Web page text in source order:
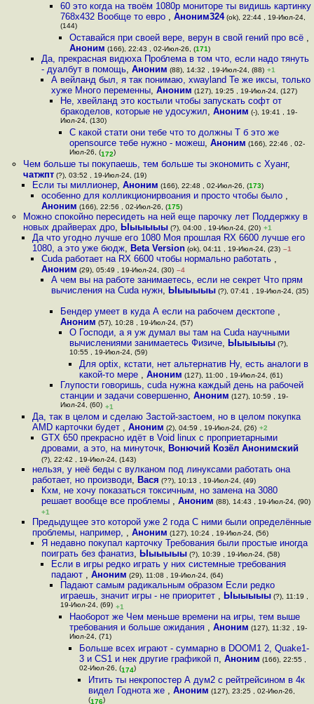
60 это когда на твоём 1080р мониторе ты видишь картинку
768х432 Вообще то евро , Аноним324(ok), 22:44 , 19-Июл-24,
(144)
Оставайся при своей вере, верун в свой гений про всё ,
Аноним (166), 22:43 , 02-Июл-26, (171)
Да, прекрасная видюха Проблема в том что, если надо тянуть
- дуалбут в помощь,Аноним (88), 14:32 , 19-Июл-24, (88) +1
А вейланд был, я так понимаю, xwayland Те же иксы, только
хуже Много переменны, Аноним (127), 19:25 , 19-Июл-24, (127)
Не, хвейланд это костыли чтобы запускать софт от
бракоделов, которые не удосужил, Аноним (-), 19:41 , 19-
Июл-24, (130)
С какой стати они тебе что то должны Т б это же
opensource тебе нужно - можеш,Аноним (166), 22:46 , 02-
Июл-26, (172)
Чем больше ты покупаешь, тем больше ты экономить с Хуанг,
чатжпт(?), 03:52 , 19-Июл-24, (19)
Если ты миллионер, Аноним (166), 22:48 , 02-Июл-26, (173)
особенно для колликционирвоания и просто чтобы было ,
Аноним (166), 22:56 , 02-Июл-26, (175)
Можно спокойно пересидеть на ней еще парочку лет Поддержку в
новых драйверах дро, Ыыыыыы(?), 04:00 , 19-Июл-24, (20) +1
Да что угодно лучше его 1080 Моя прошлая RX 6600 лучше его
1080, а это уже бюдж, Beta Version(ok), 04:11 , 19-Июл-24, (23) –1
Cuda работает на RX 6600 чтобы нормально работать ,
Аноним (29), 05:49 , 19-Июл-24, (30) –4
А чем вы на работе занимаетесь, если не секрет Что прям
вычисления на Cuda нужн, Ыыыыыы(?), 07:41 , 19-Июл-24, (35)
Бендер умеет в куда А если на рабочем десктопе ,
Аноним (57), 10:28 , 19-Июл-24, (57)
О Господи, а я уж думал вы там на Cuda научными
вычислениями занимаетесь Физиче, Ыыыыыы (?),
10:55 , 19-Июл-24, (59)
Для optix, кстати, нет альтернатив Ну, есть аналоги в
какой-то мере , Аноним (127), 11:00 , 19-Июл-24, (61)
Глупости говоришь, cuda нужна каждый день на рабочей
станции и задачи совершенно, Аноним (127), 10:59 , 19-
Июл-24, (60) +1
Да, так в целом и сделаю Застой-застоем, но в целом покупка
AMD карточки будет , Аноним (2), 04:59 , 19-Июл-24, (26) +2
GTX 650 прекрасно идёт в Void linux с проприетарными
дровами, а это, на минуточк, Вонючий Козёл Анонимский
(?), 22:42 , 19-Июл-24, (143)
нельзя, у неё беды с вулканом под линуксами работать она
работает, но производи, Вася (??), 10:13 , 19-Июл-24, (49)
Кхм, не хочу показаться токсичным, но замена на 3080
решает вообще все проблемы ,Аноним (88), 14:43 , 19-Июл-24, (90)
+1
Предыдущее это которой уже 2 года С ними были определённые
проблемы, например, , Аноним (127), 10:24 , 19-Июл-24, (56)
Я недавно покупал карточку Требования были простые иногда
поиграть без фанатиз, Ыыыыыы (?), 10:39 , 19-Июл-24, (58)
Если в игры редко играть у них системные требования
падают , Аноним (29), 11:08 , 19-Июл-24, (64)
Падают самым радикальным образом Если редко
играешь, значит игры - не приоритет , Ыыыыыы(?), 11:19 ,
19-Июл-24, (69) +1
Наоборот же Чем меньше времени на игры, тем выше
требования и больше ожидания ,Аноним (127), 11:32 , 19-
Июл-24, (71)
Больше всех играют - суммарно в DOOM1 2, Quake1-
3 и CS1 и нек другие графикой п, Аноним (166), 22:55 ,
02-Июл-26, (174)
Итить ты некропостер А дум2 с рейтрейсином в 4к
видел Годнота же , Аноним (127), 23:25 , 02-Июл-26,
(176)